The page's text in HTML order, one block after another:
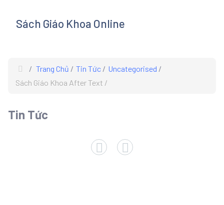
Sách Giáo Khoa Online
Trang Chủ Tin Tức
Uncategorised
Sách Giáo Khoa After Text
Tin Tức